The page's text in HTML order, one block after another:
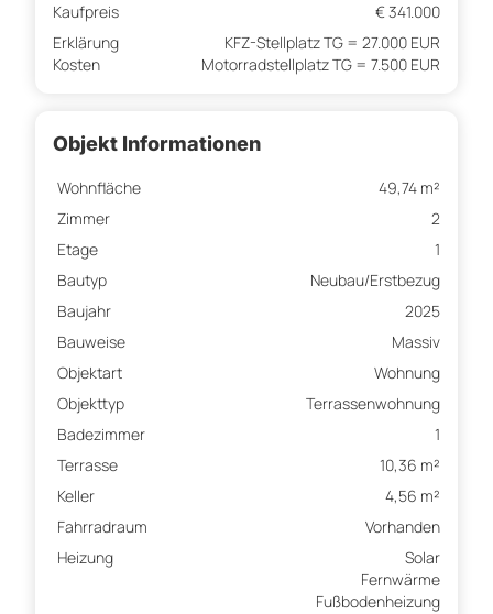
Kaufpreis
€ 341.000
Erklärung
Kosten
KFZ-Stellplatz TG = 27.000 EUR
Motorradstellplatz TG = 7.500 EUR
Objekt Informationen
Wohnfläche
49,74 m²
Zimmer
2
Etage
1
Bautyp
Neubau/Erstbezug
Baujahr
2025
Bauweise
Massiv
Objektart
Wohnung
Objekttyp
Terrassenwohnung
Badezimmer
1
Terrasse
10,36 m²
Keller
4,56 m²
Fahrradraum
Vorhanden
Heizung
Solar
Fernwärme
Fußbodenheizung